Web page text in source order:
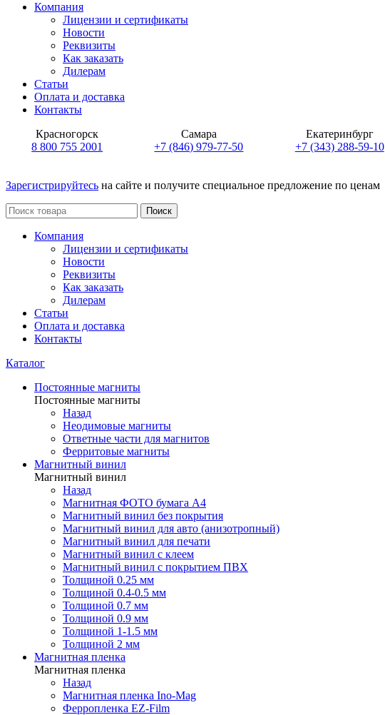
Компания
Лицензии и сертификаты
Новости
Реквизиты
Как заказать
Дилерам
Статьи
Оплата и доставка
Контакты
Красногорск
8 800 755 2001
Самара
+7 (846) 979-77-50
Екатеринбург
+7 (343) 288-59-10
Зарегистрируйтесь на сайте и получите специальное предложение по ценам
Поиск
Компания
Лицензии и сертификаты
Новости
Реквизиты
Как заказать
Дилерам
Статьи
Оплата и доставка
Контакты
Каталог
Постоянные магниты
Постоянные магниты
Назад
Неодимовые магниты
Ответные части для магнитов
Ферритовые магниты
Магнитный винил
Магнитный винил
Назад
Магнитная ФОТО бумага А4
Магнитный винил без покрытия
Магнитный винил для авто (анизотропный)
Магнитный винил для печати
Магнитный винил с клеем
Магнитный винил с покрытием ПВХ
Толщиной 0.25 мм
Толщиной 0.4-0.5 мм
Толщиной 0.7 мм
Толщиной 0.9 мм
Толщиной 1-1.5 мм
Толщиной 2 мм
Магнитная пленка
Магнитная пленка
Назад
Магнитная пленка Ino-Mag
Ферропленка EZ-Film